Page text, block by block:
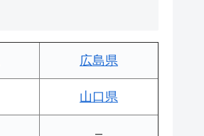
広島県
山口県
–